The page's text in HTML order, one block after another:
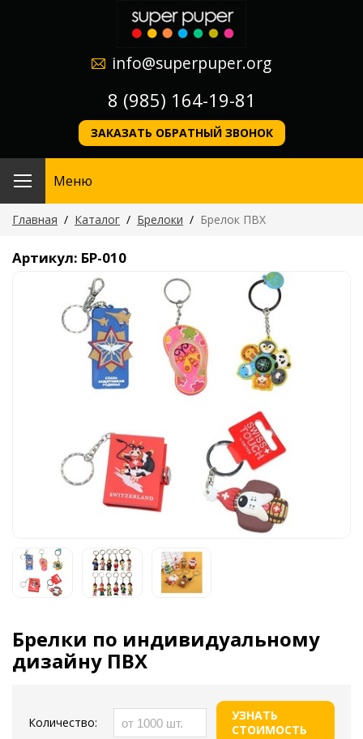
info@superpuper.org
8 (985) 164-19-81
ЗАКАЗАТЬ ОБРАТНЫЙ ЗВОНОК
Меню
Главная / Каталог / Брелоки / Брелок ПВХ
Артикул: БР-010
Брелки по индивидуальному
дизайну ПВХ
Количество:
УЗНАТЬ
СТОИМОСТЬ